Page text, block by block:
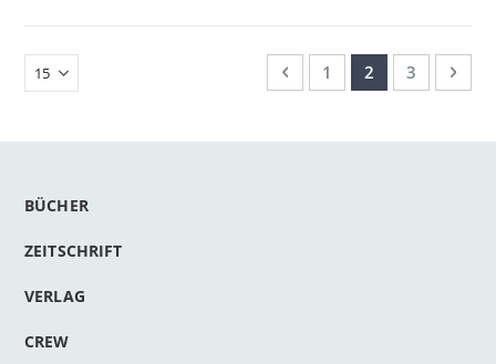
SeiteSeite
ZurückSeite
1 Sie lesen
2 Seite
3 Seite
BÜCHER
ZEITSCHRIFT
VERLAG
CREW